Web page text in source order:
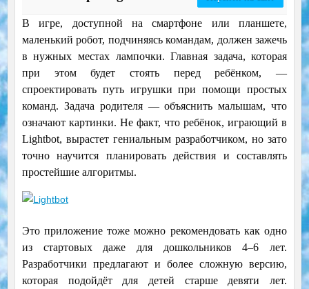
В игре, доступной на смартфоне или планшете,
маленький робот, подчиняясь командам, должен зажечь
в нужных местах лампочки. Главная задача, которая
при этом будет стоять перед ребёнком, —
спроектировать путь игрушки при помощи простых
команд. Задача родителя — объяснить малышам, что
означают картинки. Не факт, что ребёнок, играющий в
Lightbot, вырастет гениальным разработчиком, но зато
точно научится планировать действия и составлять
простейшие алгоритмы.
Это приложение тоже можно рекомендовать как одно
из стартовых даже для дошкольников 4–6 лет.
Разработчики предлагают и более сложную версию,
которая подойдёт для детей старше девяти лет.